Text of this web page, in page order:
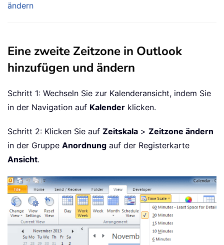
ändern
Eine zweite Zeitzone in Outlook
hinzufügen und ändern
Schritt 1: Wechseln Sie zur Kalenderansicht, indem Sie
in der Navigation auf Kalender klicken.
Schritt 2: Klicken Sie auf Zeitskala > Zeitzone ändern
in der Gruppe Anordnung auf der Registerkarte
Ansicht.